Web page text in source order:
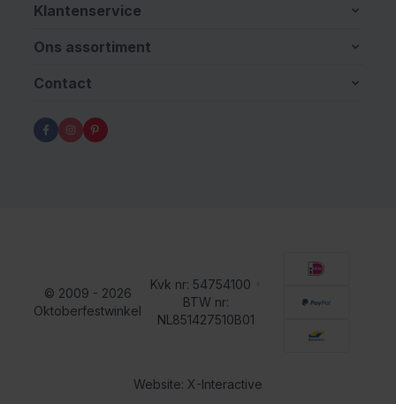
Klantenservice
Ons assortiment
Contact
© 2009 - 2026
Oktoberfestwinkel
Kvk nr: 54754100
BTW nr:
NL851427510B01
Website: X-Interactive